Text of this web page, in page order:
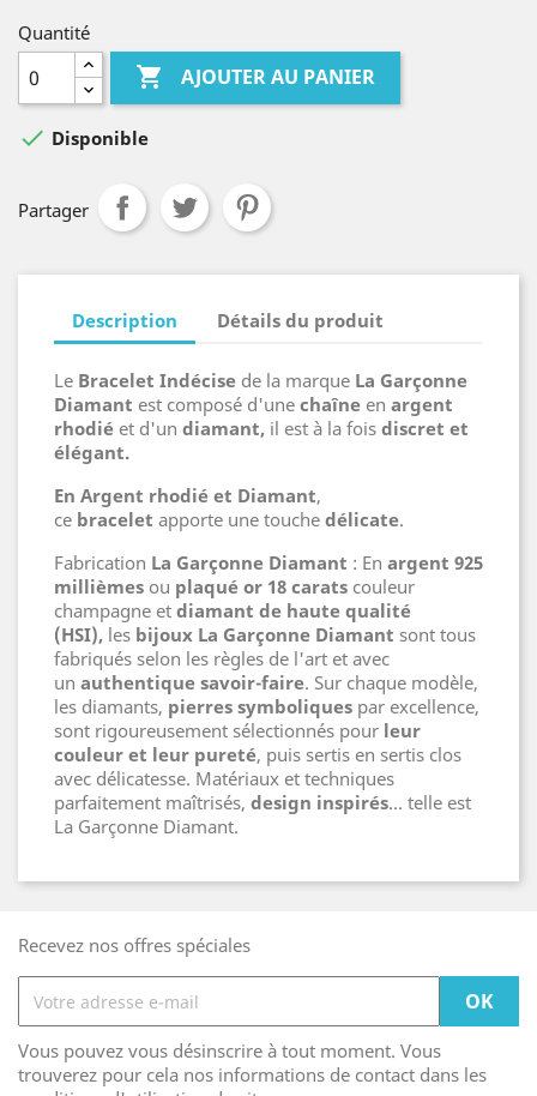
Quantité
 AJOUTER AU PANIER
 Disponible
Partager
Description Détails du produit
Le Bracelet Indécise de la marque La Garçonne
Diamant est composé d'une chaîne en argent
rhodié et d'un diamant, il est à la fois discret et
élégant.
En Argent rhodié et Diamant,
ce bracelet apporte une touche délicate.
Fabrication La Garçonne Diamant : En argent 925
millièmes ou plaqué or 18 carats couleur
champagne et diamant de haute qualité
(HSI), les bijoux La Garçonne Diamant sont tous
fabriqués selon les règles de l'art et avec
un authentique savoir-faire. Sur chaque modèle,
les diamants, pierres symboliques par excellence,
sont rigoureusement sélectionnés pour leur
couleur et leur pureté, puis sertis en sertis clos
avec délicatesse. Matériaux et techniques
parfaitement maîtrisés, design inspirés… telle est
La Garçonne Diamant.
Recevez nos offres spéciales
Vous pouvez vous désinscrire à tout moment. Vous
trouverez pour cela nos informations de contact dans les